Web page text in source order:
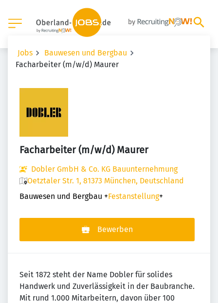
Jobs
Bauwesen und Bergbau
Facharbeiter (m/w/d) Maurer
Facharbeiter (m/w/d) Maurer
Dobler GmbH & Co. KG Bauunternehmung
Oetztaler Str. 1, 81373 München, Deutschland
Bauwesen und Bergbau +Festanstellung+
Bewerben
Seit 1872 steht der Name Dobler für solides
Handwerk und Zuverlässigkeit in der Baubranche.
Mit rund 1.000 Mitarbeitern, davon über 100